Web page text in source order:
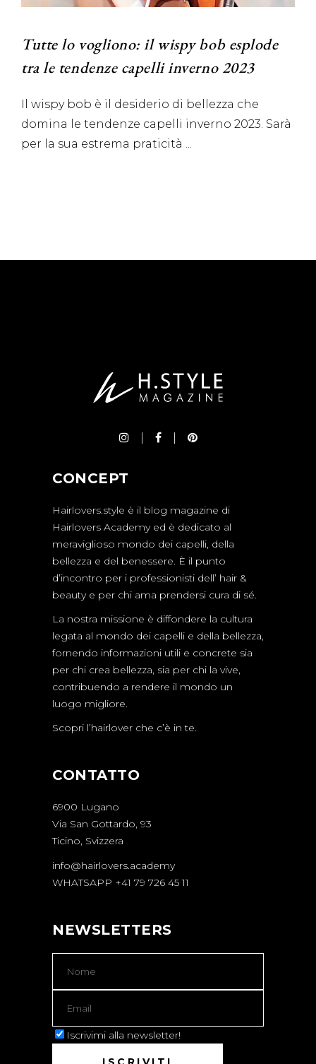
Tutte lo vogliono: il wispy bob esplode
tra le tendenze capelli inverno 2023
Il wispy bob è il desiderio di bellezza che
domina le tendenze capelli inverno 2023. Sarà
per la sua estrema praticità
CONCEPT
Hairlovers.style è il blog magazine di
Hairlovers Academy ed è dedicato al
meraviglioso mondo dei capelli, della
bellezza e del benessere. È il punto
d’incontro per i professionisti dell’ hair &
beauty e per chi ama prendersi cura di sé.
La nostra missione è diffondere la cultura
legata al mondo dei capelli e della bellezza,
fornendo informazioni utili e concrete sia
per chi crea bellezza, sia per chi la vive,
contribuendo a rendere il mondo un
luogo migliore.
Scopri l’hairlover che c’è in te.
CONTATTO
6900 Lugano
Via San Gottardo, 93
Ticino, Svizzera
info@hairlovers.academy
WHATSAPP +41 79 726 45 11
NEWSLETTERS
Iscrivimi alla newsletter!